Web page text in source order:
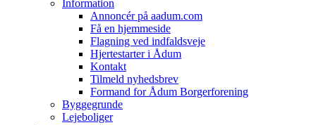
Information
Annoncér på aadum.com
Få en hjemmeside
Flagning ved indfaldsveje
Hjertestarter i Ådum
Kontakt
Tilmeld nyhedsbrev
Formand for Ådum Borgerforening
Byggegrunde
Lejeboliger